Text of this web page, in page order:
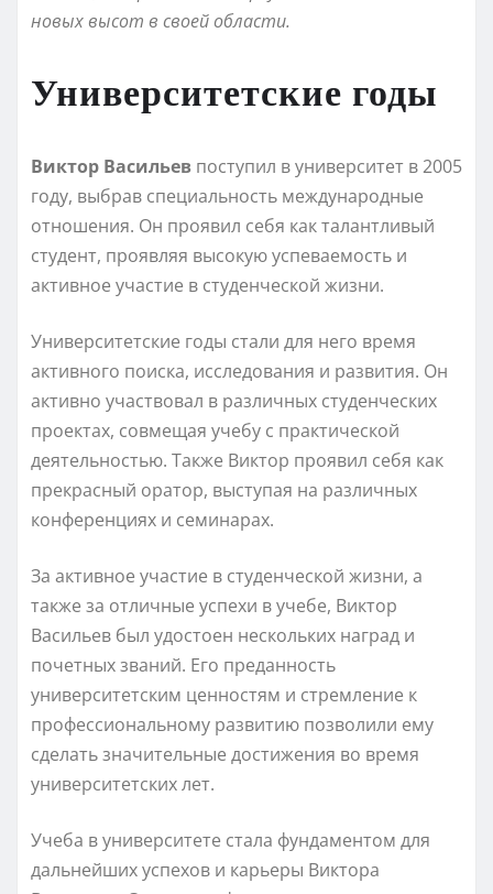
новых высот в своей области.
Университетские годы
Виктор Васильев поступил в университет в 2005
году, выбрав специальность международные
отношения. Он проявил себя как талантливый
студент, проявляя высокую успеваемость и
активное участие в студенческой жизни.
Университетские годы стали для него время
активного поиска, исследования и развития. Он
активно участвовал в различных студенческих
проектах, совмещая учебу с практической
деятельностью. Также Виктор проявил себя как
прекрасный оратор, выступая на различных
конференциях и семинарах.
За активное участие в студенческой жизни, а
также за отличные успехи в учебе, Виктор
Васильев был удостоен нескольких наград и
почетных званий. Его преданность
университетским ценностям и стремление к
профессиональному развитию позволили ему
сделать значительные достижения во время
университетских лет.
Учеба в университете стала фундаментом для
дальнейших успехов и карьеры Виктора